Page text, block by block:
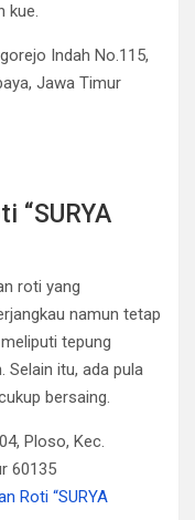
kue.
Indah No.115,
Jawa Timur
“SURYA
roti yang
namun tetap
tepung
Selain itu, ada pula
bersaing.
Ploso, Kec.
60135
Roti “SURYA